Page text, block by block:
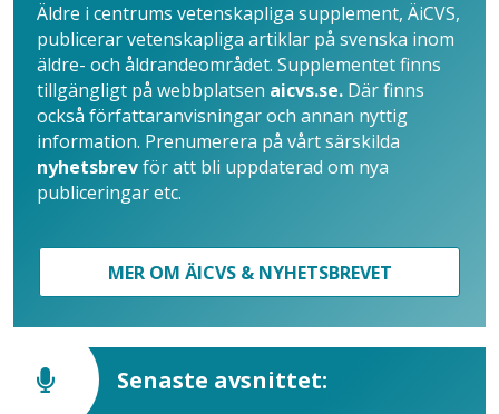
Äldre i centrums vetenskapliga supplement, ÄiCVS,
publicerar vetenskapliga artiklar på svenska inom
äldre- och åldrandeområdet. Supplementet finns
tillgängligt på webbplatsen aicvs.se. Där finns
också författaranvisningar och annan nyttig
information. Prenumerera på vårt särskilda
nyhetsbrevför att bli uppdaterad om nya
publiceringar etc.
MER OM ÄICVS & NYHETSBREVET
Senaste avsnittet: